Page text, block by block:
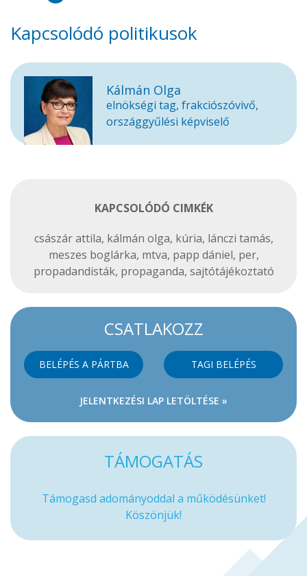
Kapcsolódó politikusok
Kálmán Olga
elnökségi tag, frakciószóvivő,
országgyűlési képviselő
KAPCSOLÓDÓ CIMKÉK
császár attila, kálmán olga, kúria, lánczi tamás,
meszes boglárka, mtva, papp dániel, per,
propadandisták, propaganda, sajtótájékoztató
CSATLAKOZZ
BELÉPÉS A PÁRTBA TAGI BELÉPÉS
JELENTKEZÉSI LAP LETÖLTÉSE »
TÁMOGATÁS
Támogasd adományoddal a működésünket!
Köszönjük!